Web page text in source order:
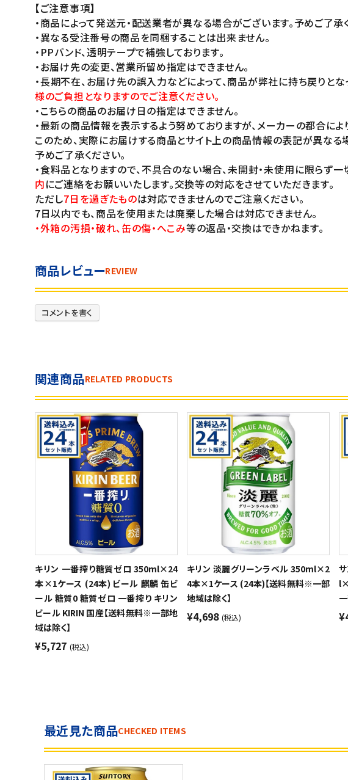
【ご注意事項】
・商品によって発送元・配送業者が異なる場合がございます。予めご了承
・異なる受注番号の商品を同梱することは出来ません。
・PPバンド、透明テープで補強しております。
・お届け先の変更、営業所留め指定はできません。
・長期不在、お届け先の誤入力などによって、商品が弊社に持ち戻りと
様のご負担となりますのでご注意ください。
・こちらの商品のお届け日の指定はできません。
・最新の商品情報を表示するよう努めておりますが、メーカーの都合に
このため、実際にお届けする商品とサイト上の商品情報の表記が異なる
予めご了承ください。
・食料品となりますので、不具合のない場合、未開封・未使用に限ら
内にご連絡をお願いいたします。交換等の対応をさせていただきます。
ただし7日を過ぎたものは対応できませんのでご注意ください。
7日以内でも、商品を使用または廃棄した場合は対応できません。
・外箱の汚損・破れ、缶の傷・へこみ等の返品・交換はできかねます。
商品レビューREVIEW
コメントを書く
関連商品RELATED PRODUCTS
キリン 一番搾り糖質ゼロ 350ml×24
本×1ケース (24本) ビール 麒麟 缶ビ
ール 糖質0 糖質ゼロ 一番搾り キリン
ビール KIRIN 国産【送料無料※一部地
域は除く】
¥5,727 (税込)
キリン 淡麗グリーンラベル 350ml×2
4本×1ケース (24本)【送料無料※一部
地域は除く】
¥4,698 (税込)
最近見た商品CHECKED ITEMS